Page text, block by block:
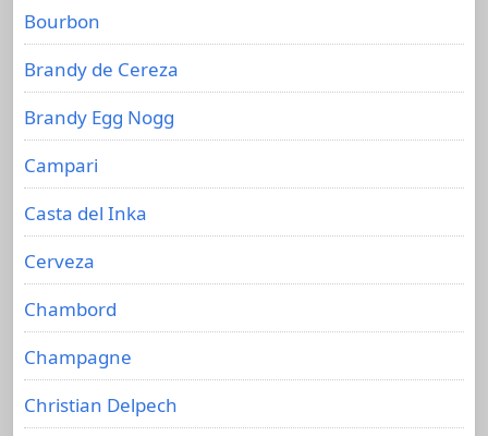
Bourbon
Brandy de Cereza
Brandy Egg Nogg
Campari
Casta del Inka
Cerveza
Chambord
Champagne
Christian Delpech